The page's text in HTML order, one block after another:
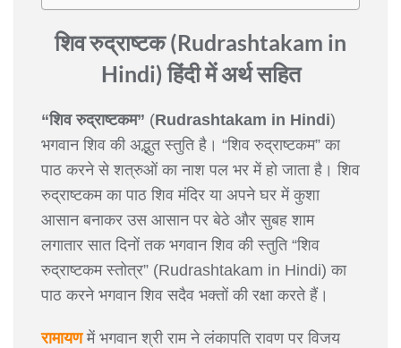
शिव रुद्राष्टक (Rudrashtakam in
Hindi) हिंदी में अर्थ सहित
“शिव रुद्राष्टकम” (Rudrashtakam in Hindi)
भगवान शिव की अद्भुत स्तुति है। “शिव रुद्राष्टकम” का
पाठ करने से शत्रुओं का नाश पल भर में हो जाता है। शिव
रुद्राष्टकम का पाठ शिव मंदिर या अपने घर में कुशा
आसान बनाकर उस आसान पर बेठे और सुबह शाम
लगातार सात दिनों तक भगवान शिव की स्तुति “शिव
रुद्राष्टकम स्तोत्र” (Rudrashtakam in Hindi) का
पाठ करने भगवान शिव सदैव भक्तों की रक्षा करते हैं।
रामायणमें भगवान श्री राम ने लंकापति रावण पर विजय